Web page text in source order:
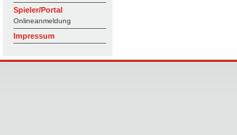
Spieler/Portal
Onlineanmeldung
Impressum